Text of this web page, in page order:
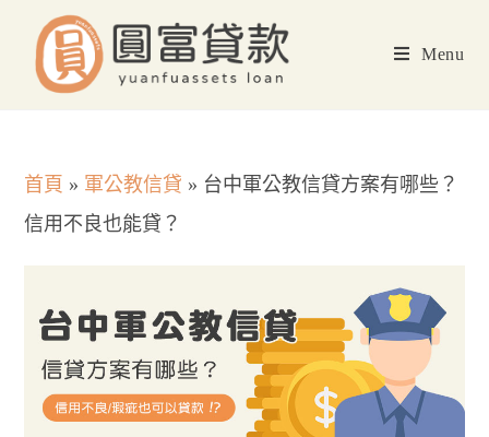
content
Menu
首頁 » 軍公教信貸 » 台中軍公教信貸方案有哪些？
信用不良也能貸？